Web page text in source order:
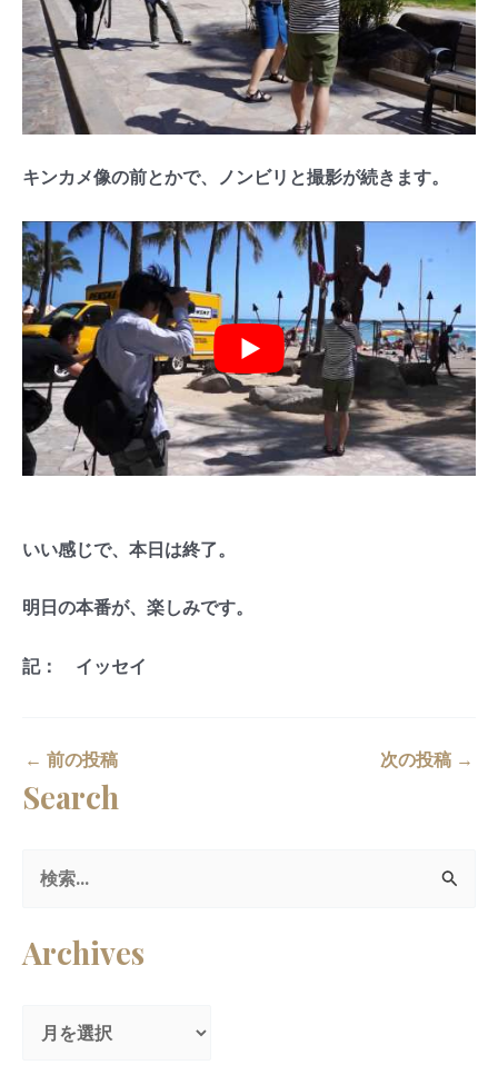
キンカメ像の前とかで、ノンビリと撮影が続きます。
いい感じで、本日は終了。
明日の本番が、楽しみです。
記： イッセイ
← 前の投稿 次の投稿 →
Search
対
Archives